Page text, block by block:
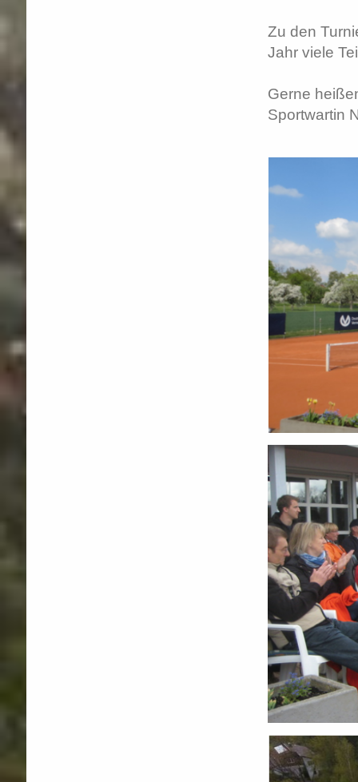
Zu den
Jahr viele
Gerne
Sportwartin